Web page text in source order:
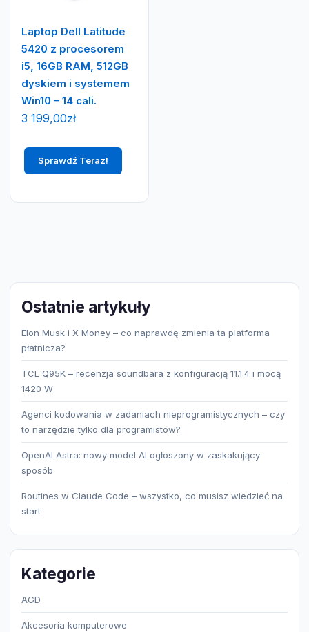
Laptop Dell Latitude
5420 z procesorem
i5, 16GB RAM, 512GB
dyskiem i systemem
Win10 – 14 cali.
3 199,00zł
Sprawdź Teraz!
Ostatnie artykuły
Elon Musk i X Money – co naprawdę zmienia ta platforma
płatnicza?
TCL Q95K – recenzja soundbara z konfiguracją 11.1.4 i mocą
1420 W
Agenci kodowania w zadaniach nieprogramistycznych – czy
to narzędzie tylko dla programistów?
OpenAI Astra: nowy model AI ogłoszony w zaskakujący
sposób
Routines w Claude Code – wszystko, co musisz wiedzieć na
start
Kategorie
AGD
Akcesoria komputerowe